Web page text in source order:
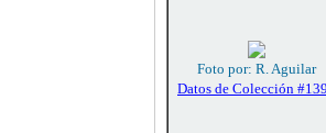
Foto por: R. Aguilar
Datos de Colección